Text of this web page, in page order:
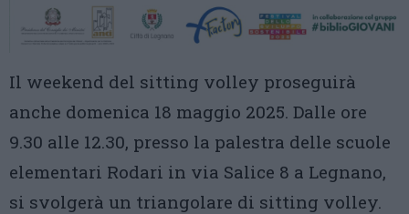
Il weekend del sitting volley proseguirà
anche domenica 18 maggio 2025. Dalle ore
9.30 alle 12.30, presso la palestra delle scuole
elementari Rodari in via Salice 8 a Legnano,
si svolgerà un triangolare di sitting volley.